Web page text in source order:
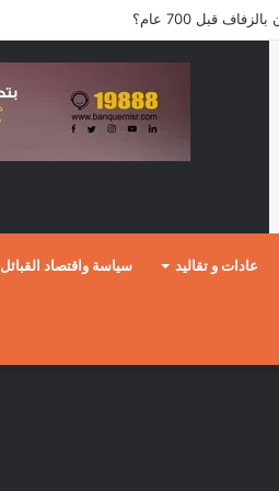
قبل 700 عام؟
عادات و تقاليد سياسة واقتصاد القبائل